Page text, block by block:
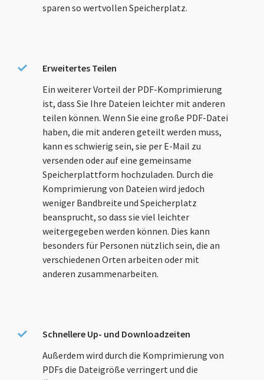
sparen so wertvollen Speicherplatz.
Erweitertes Teilen
Ein weiterer Vorteil der PDF-Komprimierung
ist, dass Sie Ihre Dateien leichter mit anderen
teilen können. Wenn Sie eine große PDF-Datei
haben, die mit anderen geteilt werden muss,
kann es schwierig sein, sie per E-Mail zu
versenden oder auf eine gemeinsame
Speicherplattform hochzuladen. Durch die
Komprimierung von Dateien wird jedoch
weniger Bandbreite und Speicherplatz
beansprucht, so dass sie viel leichter
weitergegeben werden können. Dies kann
besonders für Personen nützlich sein, die an
verschiedenen Orten arbeiten oder mit
anderen zusammenarbeiten.
Schnellere Up- und Downloadzeiten
Außerdem wird durch die Komprimierung von
PDFs die Dateigröße verringert und die